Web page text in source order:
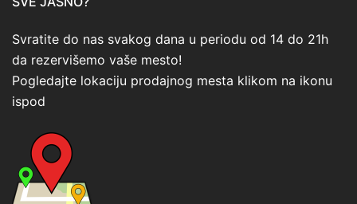
Svratite do nas svakog dana u periodu od 14 do 21h
da rezervišemo vaše mesto!
Pogledajte lokaciju prodajnog mesta klikom na ikonu
ispod